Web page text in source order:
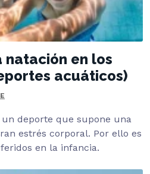
natación en los
acuáticos)
deporte que supone una
estrés corporal. Por ello es
en la infancia.